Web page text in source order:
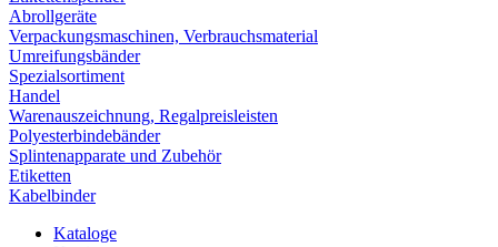
Abrollgeräte
Verpackungsmaschinen, Verbrauchsmaterial
Umreifungsbänder
Spezialsortiment
Handel
Warenauszeichnung, Regalpreisleisten
Polyesterbindebänder
Splintenapparate und Zubehör
Etiketten
Kabelbinder
Kataloge